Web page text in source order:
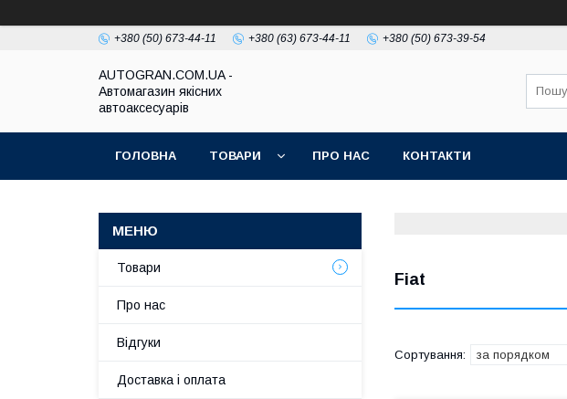
+380 (50) 673-44-11 +380 (63) 673-44-11 +380 (50) 673-39-54
AUTOGRAN.COM.UA -
Автомагазин якісних
автоаксесуарів
ГОЛОВНА ТОВАРИ ПРО НАС КОНТАКТИ
Fiat
Товари
Про нас
Відгуки
Доставка і оплата